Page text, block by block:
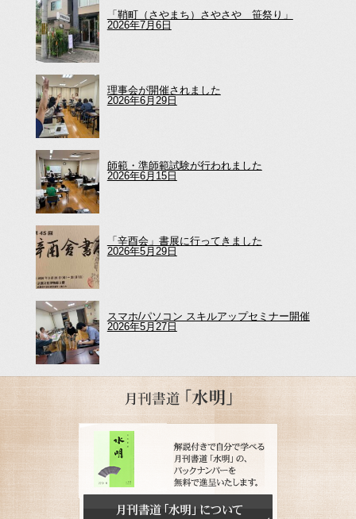
「鞘町（さやまち）さやさや 笹祭り」
2026年7月6日
理事会が開催されました
2026年6月29日
師範・準師範試験が行われました
2026年6月15日
「辛酉会」書展に行ってきました
2026年5月29日
スマホ/パソコン スキルアップセミナー開催
2026年5月27日